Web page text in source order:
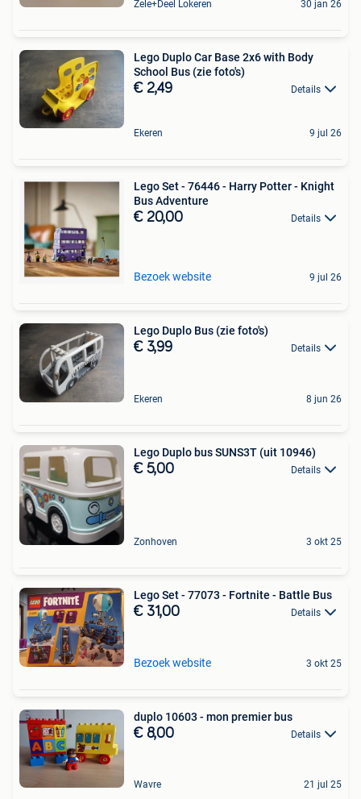
Zele+Deel Lokeren 30 jan 26
Lego Duplo Car Base 2x6 with Body
School Bus (zie foto's)
€ 2,49 Details
Ekeren 9 jul 26
Lego Set - 76446 - Harry Potter - Knight
Bus Adventure
€ 20,00 Details
Bezoek website 9 jul 26
Lego Duplo Bus (zie foto's)
€ 3,99 Details
Ekeren 8 jun 26
Lego Duplo bus SUNS3T (uit 10946)
€ 5,00 Details
Zonhoven 3 okt 25
Lego Set - 77073 - Fortnite - Battle Bus
€ 31,00 Details
Bezoek website 3 okt 25
duplo 10603 - mon premier bus
€ 8,00 Details
Wavre 21 jul 25